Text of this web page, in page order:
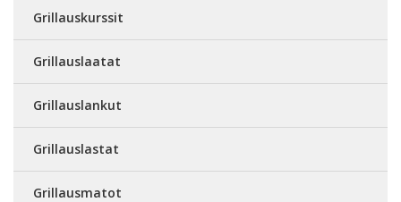
Grillauskurssit
Grillauslaatat
Grillauslankut
Grillauslastat
Grillausmatot